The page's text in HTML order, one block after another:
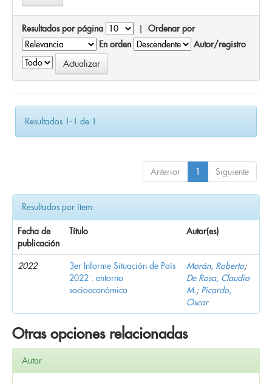
Resultados por página | Ordenar por
En orden
Autor/registro
Resultados 1-1 de 1.
Anterior 1 Siguiente
Resultados por ítem:
Fecha de
publicación
Título Autor(es)
2022
3er Informe Situación de País
2022 : entorno
socioeconómico
Morán, Roberto;
De Rosa, Claudio
M.; Picardo,
Oscar
Otras opciones relacionadas
Autor